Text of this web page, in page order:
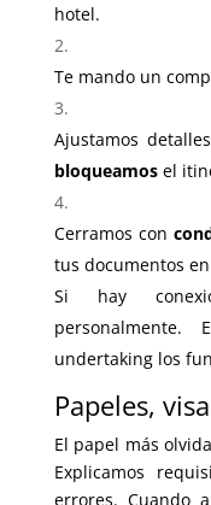
hotel.
Te mando un
Ajustamos
bloqueamosel
Cerramos con
tus documentos
Si hay
undertaking los
Papeles,
El papel más
Explicamos
errores. Cuando